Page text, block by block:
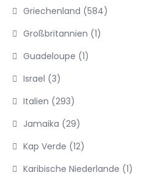
Griechenland (584)
Großbritannien (1)
Guadeloupe (1)
Israel (3)
Italien (293)
Jamaika (29)
Kap Verde (12)
Karibische Niederlande (1)